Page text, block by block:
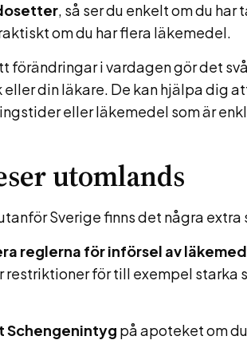
, så ser du enkelt om du
om du har flera läkemedel.
förändringar i vardagen gör det
din läkare. De kan hjälpa dig
eller läkemedel som är
utomlands
Sverige finns det några
reglerna för införsel av
restriktioner för till exempel starka
Schengenintyg på apoteket om